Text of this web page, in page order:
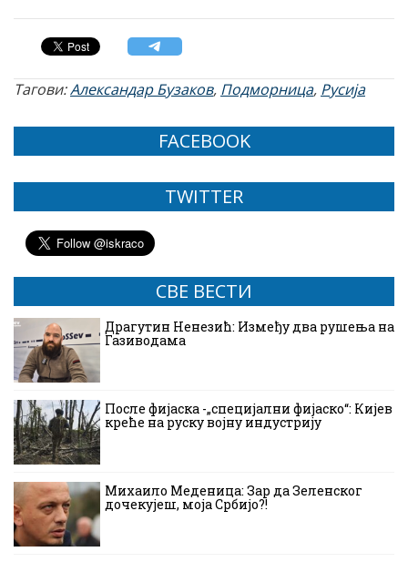
Тагови:Александар Бузаков, Подморница, Русија
FACEBOOK
TWITTER
СВЕ ВЕСТИ
Драгутин Ненезић: Између два рушења на
Газиводама
После фијаска -„специјални фијаско“: Кијев
креће на руску војну индустрију
Михаило Меденица: Зар да Зеленског
дочекујеш, моја Србијо?!